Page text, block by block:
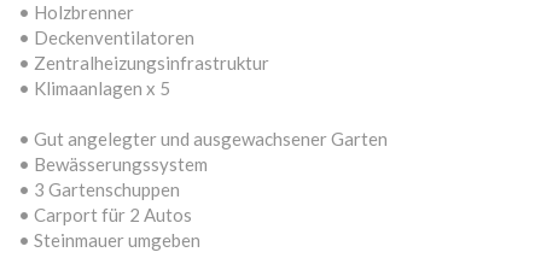
• Holzbrenner
• Deckenventilatoren
• Zentralheizungsinfrastruktur
• Klimaanlagen x 5
• Gut angelegter und ausgewachsener Garten
• Bewässerungssystem
• 3 Gartenschuppen
• Carport für 2 Autos
• Steinmauer umgeben